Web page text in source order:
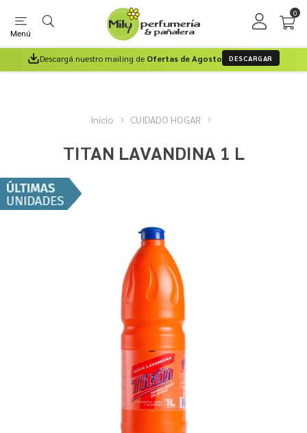
Menú
0
Descargá nuestro mailing de Ofertas de Agosto DESCARGAR
Inicio CUIDADO HOGAR
TITAN LAVANDINA 1 L